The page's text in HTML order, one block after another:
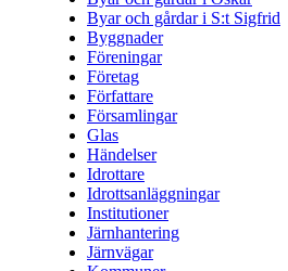
Byar och gårdar i S:t Sigfrid
Byggnader
Föreningar
Företag
Författare
Församlingar
Glas
Händelser
Idrottare
Idrottsanläggningar
Institutioner
Järnhantering
Järnvägar